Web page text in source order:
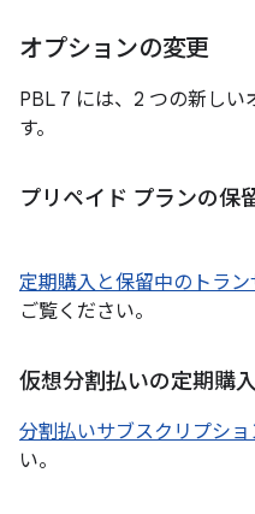
オプションの変更
PBL 7 には、2 つの新しい
す。
プリペイド プランの保
定期購入と保留中のトラ
ご覧ください。
仮想分割払いの定期購入
分割払いサブスクリプシ
い。